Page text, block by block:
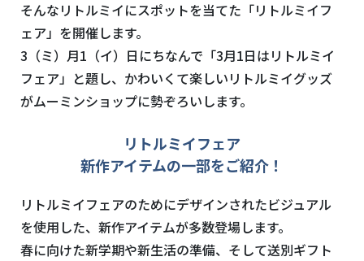
そんなリトルミイにスポットを当てた「リトルミイフ
ェア」を開催します。
3（ミ）月1 （イ）日にちなんで「3月1日はリトルミイ
フェア」と題し、かわいくて楽しいリトルミイグッズ
がムーミンショップに勢ぞろいします。
リトルミイフェア
新作アイテムの一部をご紹介！
リトルミイフェアのためにデザインされたビジュアル
を使用した、新作アイテムが多数登場します。
春に向けた新学期や新生活の準備、そして送別ギフト